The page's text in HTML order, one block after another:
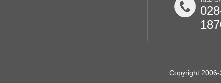
Copyright